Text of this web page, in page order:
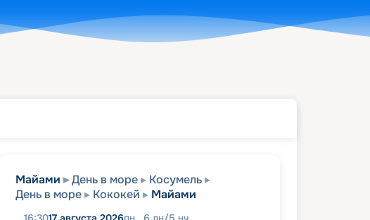
Майами День в море
Косумель
День в море
Кококей Майами